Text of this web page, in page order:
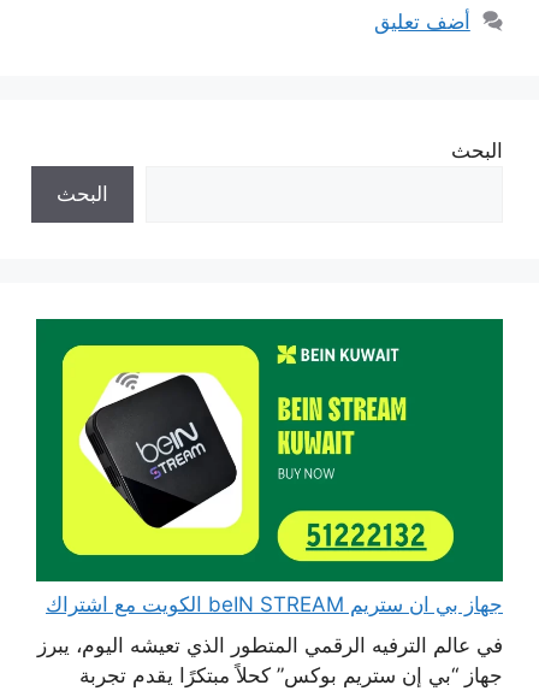
أضف تعليق
البحث
البحث
جهاز بي ان ستريم beIN STREAM الكويت مع اشتراك
في عالم الترفيه الرقمي المتطور الذي تعيشه اليوم، يبرز
جهاز “بي إن ستريم بوكس” كحلاً مبتكرًا يقدم تجربة